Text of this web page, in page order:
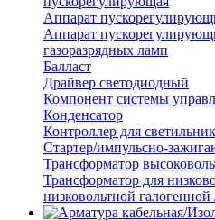
Аппарат
Аппарат
газоразрядных ламп
Балласт
Драйвер светодиодный
Компонент системы
Конденсатор
Контроллер для
Стартер/импульсно-
Трансформатор
Трансформатор для
низковольтной